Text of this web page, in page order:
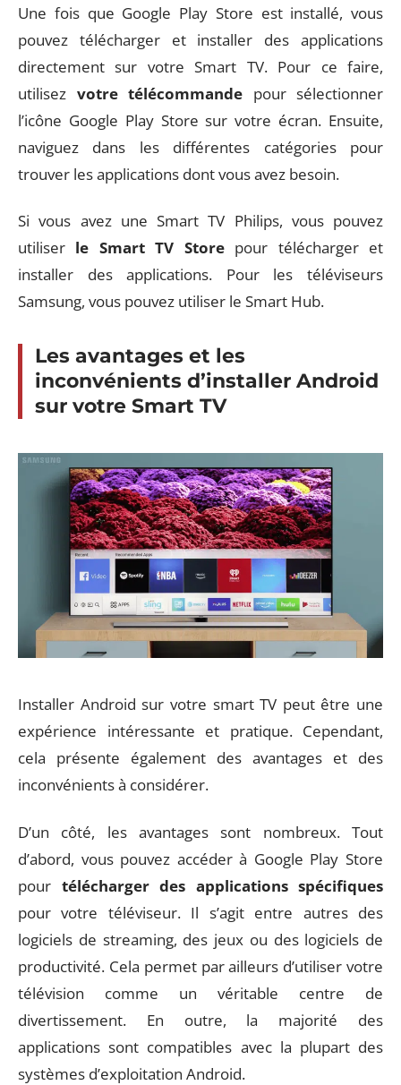
Une fois que Google Play Store est installé, vous
pouvez télécharger et installer des applications
directement sur votre Smart TV. Pour ce faire,
utilisez votre télécommande pour sélectionner
l’icône Google Play Store sur votre écran. Ensuite,
naviguez dans les différentes catégories pour
trouver les applications dont vous avez besoin.
Si vous avez une Smart TV Philips, vous pouvez
utiliser le Smart TV Storepour télécharger et
installer des applications. Pour les téléviseurs
Samsung, vous pouvez utiliser le Smart Hub.
Les avantages et les
inconvénients d’installer Android
sur votre Smart TV
Installer Android sur votre smart TV peut être une
expérience intéressante et pratique. Cependant,
cela présente également des avantages et des
inconvénients à considérer.
D’un côté, les avantages sont nombreux. Tout
d’abord, vous pouvez accéder à Google Play Store
pour télécharger des applications spécifiques
pour votre téléviseur. Il s’agit entre autres des
logiciels de streaming, des jeux ou des logiciels de
productivité. Cela permet par ailleurs d’utiliser votre
télévision comme un véritable centre de
divertissement. En outre, la majorité des
applications sont compatibles avec la plupart des
systèmes d’exploitation Android.